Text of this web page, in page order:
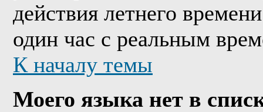
действия летнего
один час с реальным
К началу темы
Моего языка нет в